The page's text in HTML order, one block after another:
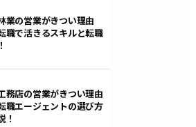
業の営業がきつい理由
職で活きるスキルと転職
務店の営業がきつい理由
職エージェントの選び方
！